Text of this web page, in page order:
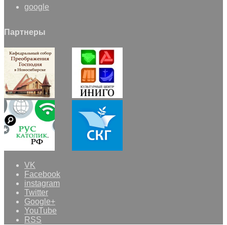
google
Партнеры
VK
Facebook
instagram
Twitter
Google+
YouTube
RSS